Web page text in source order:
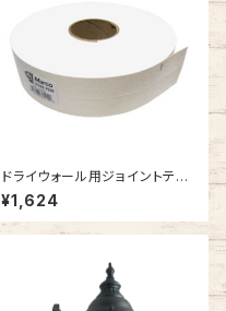
ドライウォール用ジョイントテー
プ #161512
¥1,624